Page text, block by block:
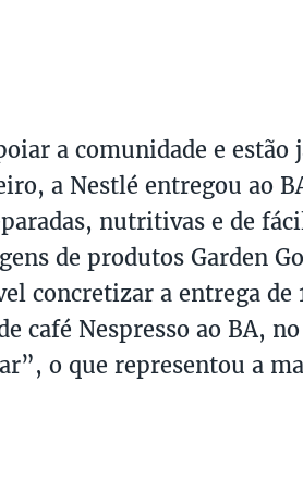
a comunidade e estão
a Nestlé entregou ao
nutritivas e de
de produtos Garden
concretizar a entrega de
café Nespresso ao BA,
o que representou a